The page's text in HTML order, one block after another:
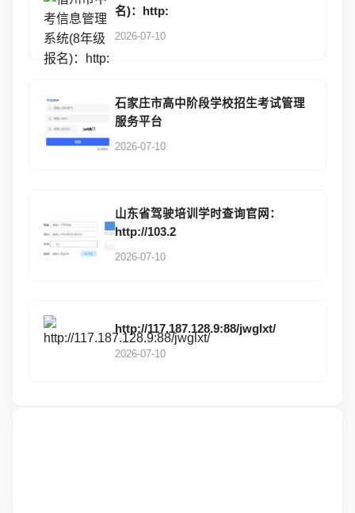
名)：http:
2026-07-10
石家庄市高中阶段学校招生考试管理
服务平台
2026-07-10
山东省驾驶培训学时查询官网：
http://103.2
2026-07-10
http://117.187.128.9:88/jwglxt/
2026-07-10